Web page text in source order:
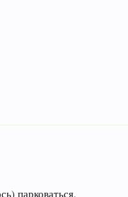
парковаться.